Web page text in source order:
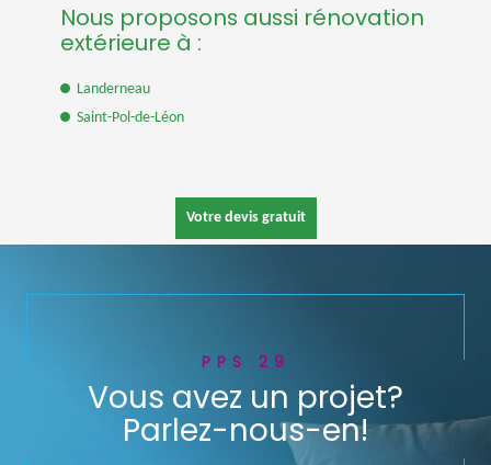
Nous proposons aussi rénovation
extérieure à :
Landerneau
Saint-Pol-de-Léon
Votre devis gratuit
PPS 29
Vous avez un projet?
Parlez-nous-en!